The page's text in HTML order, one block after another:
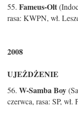
55. Fameus-Olt
rasa: KWPN, wł.
2008
UJEŻDŻENIE
56. W-Samba Boy
czerwca, rasa: SP, wł.